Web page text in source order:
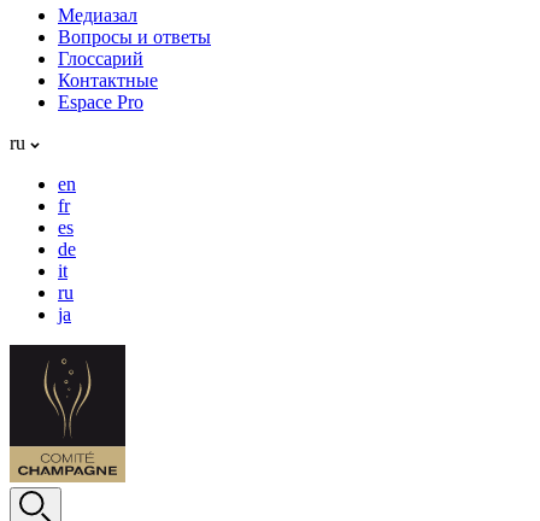
Медиазал
Вопросы и ответы
Глоссарий
Контактные
Espace Pro
ru
en
fr
es
de
it
ru
ja